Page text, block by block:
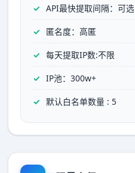
API最快提取间隔：可选
匿名度：高匿
每天提取IP数:不限
IP池：300w+
默认白名单数量 : 5